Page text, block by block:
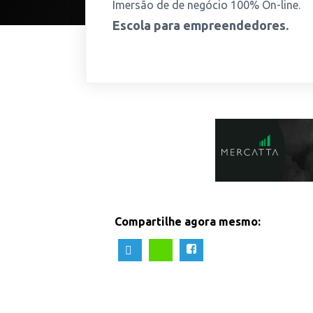
Imersão de de negócio 100% On-line.
Escola para empreendedores.
Compartilhe agora mesmo: